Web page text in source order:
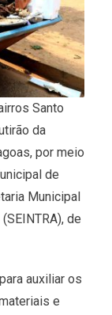
Santo
da
por meio
de
Municipal
de
auxiliar os
e